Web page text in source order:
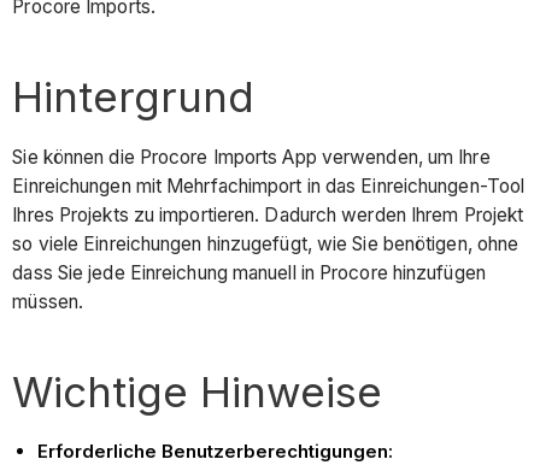
Procore Imports.
Hintergrund
Sie können die Procore Imports App verwenden, um Ihre
Einreichungen mit Mehrfachimport in das Einreichungen-Tool
Ihres Projekts zu importieren. Dadurch werden Ihrem Projekt
so viele Einreichungen hinzugefügt, wie Sie benötigen, ohne
dass Sie jede Einreichung manuell in Procore hinzufügen
müssen.
Wichtige Hinweise
Erforderliche Benutzerberechtigungen: